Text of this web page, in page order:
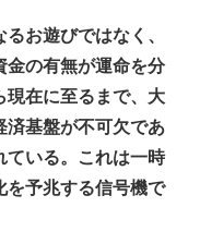
お遊びではなく、
金の有無が運命を分
現在に至るまで、大
済基盤が不可欠であ
ている。これは一時
を予兆する信号機で